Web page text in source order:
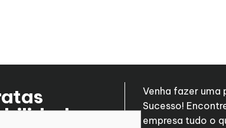
Venha fazer uma
Sucesso!
empresa tudo o